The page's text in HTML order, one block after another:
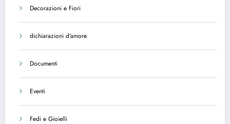
Decorazioni e Fiori
dichiarazioni d'amore
Documenti
Eventi
Fedi e Gioielli